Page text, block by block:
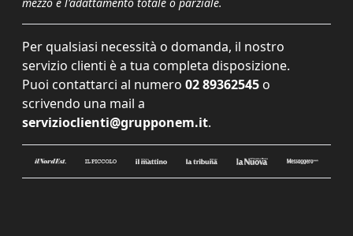
Per qualsiasi necessità o domanda, il nostro
servizio clienti è a tua completa disposizione.
Puoi contattarci al numero 02 89362545 o
scrivendo una mail a
servizioclienti@grupponem.it.